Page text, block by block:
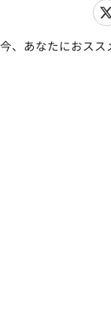
今、あなたにおスス